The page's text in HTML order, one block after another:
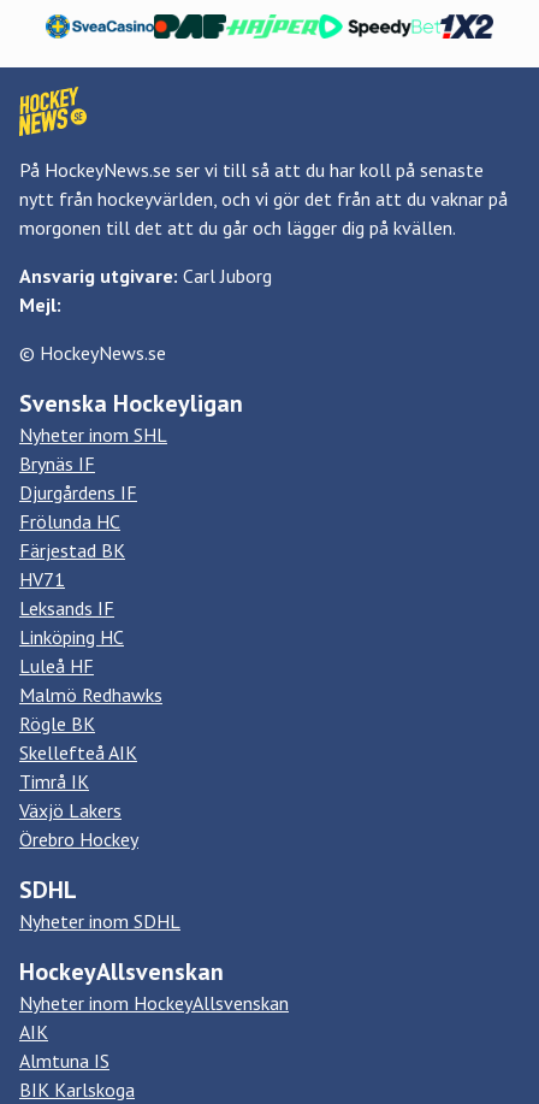
På HockeyNews.se ser vi till så att du har koll på senaste
nytt från hockeyvärlden, och vi gör det från att du vaknar på
morgonen till det att du går och lägger dig på kvällen.
Ansvarig utgivare: Carl Juborg
Mejl:
© HockeyNews.se
Svenska Hockeyligan
Nyheter inom SHL
Brynäs IF
Djurgårdens IF
Frölunda HC
Färjestad BK
HV71
Leksands IF
Linköping HC
Luleå HF
Malmö Redhawks
Rögle BK
Skellefteå AIK
Timrå IK
Växjö Lakers
Örebro Hockey
SDHL
Nyheter inom SDHL
HockeyAllsvenskan
Nyheter inom HockeyAllsvenskan
AIK
Almtuna IS
BIK Karlskoga